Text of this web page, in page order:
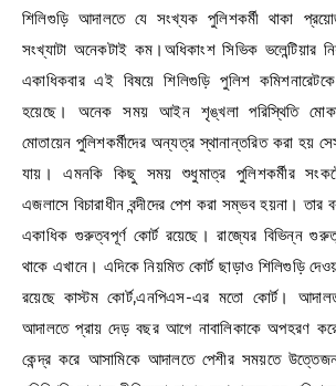
শিলিগুড়ি আদালতে যে সংখ্যক পুলিশকর্মী থাকা
সংখ্যাটা অনেকটাই কম।অধিকাংশ সিভিক ভলেন্টিয়ার
একাধিকবার এই বিষয়ে শিলিগুড়ি পুলিশ
হয়েছে। অনেক সময় আইন শৃঙ্খলা পরিস্থিতি
মোতায়েন পুলিশকর্মীদের অন্যত্র স্থানান্তরিত করা হয়
যায়। এমনকি কিছু সময় শুধুমাত্র পুলিশকর্মীর
এজলাসে বিচারাধীন বন্দীদের পেশ করা সম্ভব হয়না।
একাধিক গুরুত্বপূর্ণ কোর্ট রয়েছে। রাজ্যের বিভিন্ন
থাকে এখানে। এদিকে নিয়মিত কোর্ট ছাড়াও শিলিগুড়ি
রয়েছে কাস্টম কোর্ট,এনপিএস-এর মতো কোর্ট।
আদালতে প্রায় দেড় বছর আগে নাবালিকাকে অপহরণ
কেন্দ্র করে আসামিকে আদালতে পেশীর সময়তে